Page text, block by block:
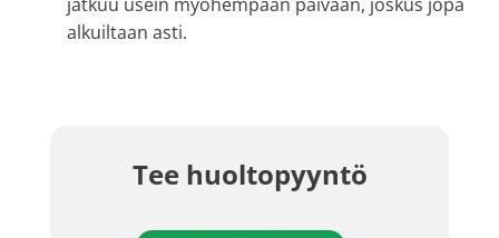
alkuiltaan asti.
Tee huoltopyyntö